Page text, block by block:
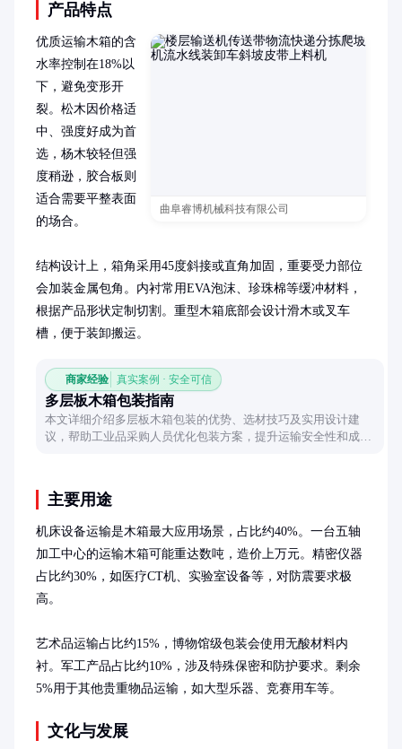
产品特点
曲阜睿博机械科技有限公司
优质运输木箱的含
水率控制在18%以
下，避免变形开
裂。松木因价格适
中、强度好成为首
选，杨木较轻但强
度稍逊，胶合板则
适合需要平整表面
的场合。
结构设计上，箱角采用45度斜接或直角加固，重要受力部位
会加装金属包角。内衬常用EVA泡沫、珍珠棉等缓冲材料，
根据产品形状定制切割。重型木箱底部会设计滑木或叉车
槽，便于装卸搬运。
商家经验 真实案例 · 安全可信
多层板木箱包装指南
本文详细介绍多层板木箱包装的优势、选材技巧及实用设计建
议，帮助工业品采购人员优化包装方案，提升运输安全性和成本
主要用途
机床设备运输是木箱最大应用场景，占比约40%。一台五轴
加工中心的运输木箱可能重达数吨，造价上万元。精密仪器
占比约30%，如医疗CT机、实验室设备等，对防震要求极
高。
艺术品运输占比约15%，博物馆级包装会使用无酸材料内
衬。军工产品占比约10%，涉及特殊保密和防护要求。剩余
5%用于其他贵重物品运输，如大型乐器、竞赛用车等。
文化与发展